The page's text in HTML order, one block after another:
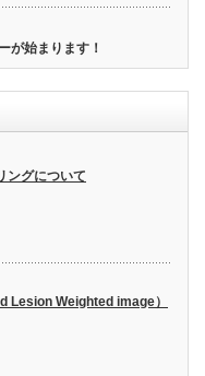
が始まります！
グについて
Lesion Weighted image）